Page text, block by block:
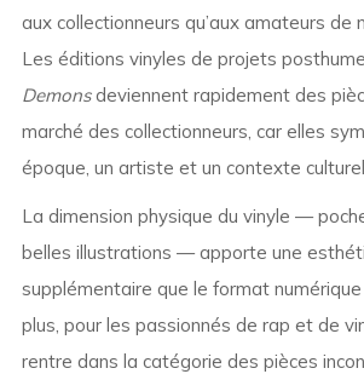
aux collectionneurs qu’aux amateurs de
Les éditions vinyles de projets
Demonsdeviennent rapidement des
marché des collectionneurs, car elles
époque, un artiste et un contexte
La dimension physique du vinyle —
belles illustrations — apporte une
supplémentaire que le format
plus, pour les passionnés de rap et de
rentre dans la catégorie des pièces